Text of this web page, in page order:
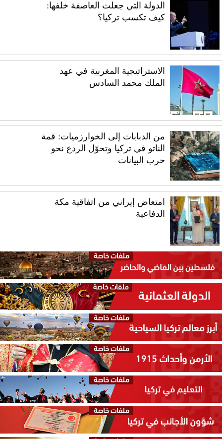
الدولة التي جعلت العاصفة خلفها:
كيف تكسب تركيا؟
الاستراتيجية المغربية في عهد
الملك محمد السادس
من الدبابات إلى الخوارزميات: قمة
الناتو في تركيا وتحوّل الردع نحو
حرب البيانات
امتعاض إيراني من اتفاقية مكة
الدفاعية